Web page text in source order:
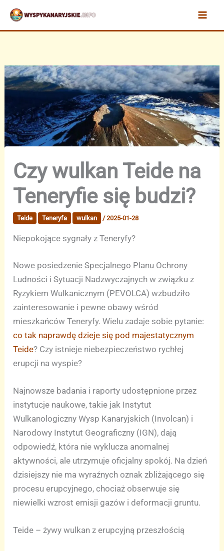
Przejdź
treści
Czy wulkan Teide na
Teneryfie się budzi?
Teide Teneryfa wulkan /2025-01-28
Niepokojące sygnały z Teneryfy?
Nowe posiedzenie Specjalnego Planu Ochrony
Ludności i Sytuacji Nadzwyczajnych w związku z
Ryzykiem Wulkanicznym (PEVOLCA) wzbudziło
zainteresowanie i pewne obawy wśród
mieszkańców Teneryfy. Wielu zadaje sobie pytanie:
co tak naprawdę dzieje się pod majestatycznym
Teide? Czy istnieje niebezpieczeństwo rychłej
erupcji na wyspie?
Najnowsze badania i raporty udostępnione przez
instytucje naukowe, takie jak Instytut
Wulkanologiczny Wysp Kanaryjskich (Involcan) i
Narodowy Instytut Geograficzny (IGN), dają
odpowiedź, która nie wyklucza anomalnej
aktywności, ale utrzymuje oficjalny spokój. Na dzień
dzisiejszy nie ma wyraźnych oznak zbliżającego się
procesu erupcyjnego, chociaż obserwuje się
niewielki wzrost emisji gazów i deformacji gruntu.
Teide – żywy wulkan z erupcyjną przeszłością